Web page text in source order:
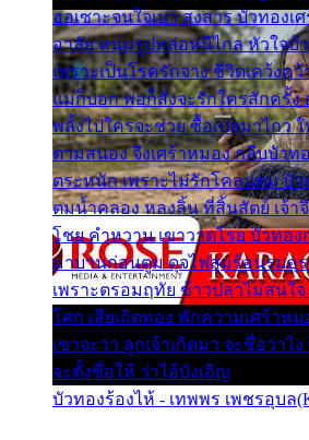
ออเซาะจนใจเบา สงสาร บัวทองเ
อาลัย หนุ่มรูปหล่อหนีไกล หัวใจบั
เพราะเป็นโรครักจาง ชีวิตเคว้งค
แม่ก็บอก พ่อก็สั่งจะรักใครสักครั้ง
พลั้งไปใครจะช่วย ซื้อเปลมาไกว
ตามสนอง จึงเศร้าหมอง กลีบบัวท
ตระหนัก เพราะไม่รักโคลนตม บั
ตมน้ำคลอง หลงลิ้น ที่สิ้นสัตย์ เจ้า
โชย คำหวาน เขาวาดโรย บัวทอ
มาบานก่อนตูม ดุจไฟสุมร้อนรุมอุร
เพราะตรอมฤทัย ข้าวปลาไม่สนใ
โศก เสียเถิดทอง พักความเศร้าหม
เขาจะว่า ลูกเจ้าเกิดมา จะชื่อว่าไ
จะตั้งชื่อให้ ว่าไอ้บังเอิญ
บัวทองร้องไห้ - เทพพร เพชรอุบล